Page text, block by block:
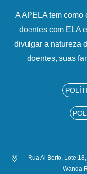
A APELA tem como
doentes com ELA
divulgar a natureza
doentes, suas
Rua Al Berto, Lote
Wanda